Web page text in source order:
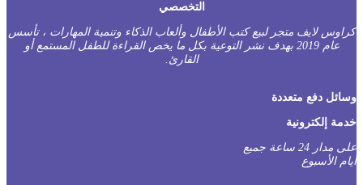
التخصصي
لايف متجر لبيع كتب الأطفال وألعاب الذكاء وتنمية المهارات ، تأسس
عام 2019 بهدف نشر التوعية بكل ما يخص القراءة للطفل المستمع أو
القارئ.
دفع متعددة
إلكترونية
على مدار 24 ساعة جميع
الأسبوع